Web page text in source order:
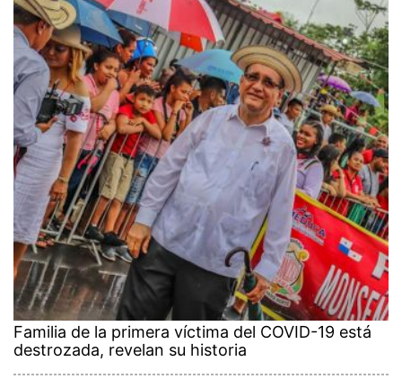
Familia de la primera víctima del COVID-19 está
destrozada, revelan su historia